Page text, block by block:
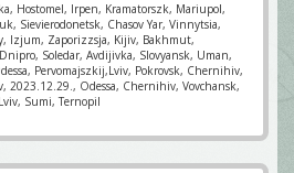
Hostomel, Irpen, Kramatorszk, Mariupol,
Sievierodonetsk, Chasov Yar, Vinnytsia,
Izjum, Zaporizzsja, Kijiv, Bakhmut,
Soledar, Avdijivka, Slovyansk, Uman,
Pervomajszkij,Lviv, Pokrovsk, Chernihiv,
2023.12.29., Odessa, Chernihiv, Vovchansk,
Sumi, Ternopil